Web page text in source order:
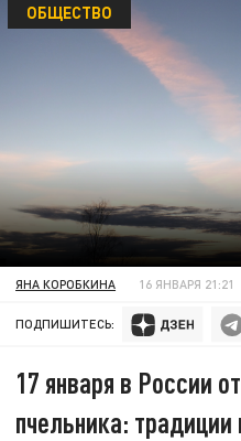
ОБЩЕСТВО
ЯНА КОРОБКИНА 16 ЯНВАРЯ 21:21
ПОДПИШИТЕСЬ:
17 января в России
пчельника: